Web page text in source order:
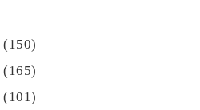
(150)
(165)
(101)